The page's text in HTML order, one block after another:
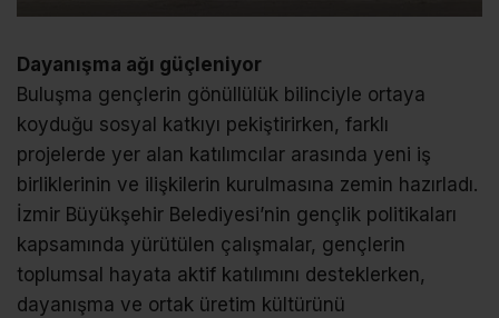
Dayanışma ağı güçleniyor
Buluşma gençlerin gönüllülük bilinciyle ortaya
koyduğu sosyal katkıyı pekiştirirken, farklı
projelerde yer alan katılımcılar arasında yeni iş
birliklerinin ve ilişkilerin kurulmasına zemin hazırladı.
İzmir Büyükşehir Belediyesi’nin gençlik politikaları
kapsamında yürütülen çalışmalar, gençlerin
toplumsal hayata aktif katılımını desteklerken,
dayanışma ve ortak üretim kültürünü